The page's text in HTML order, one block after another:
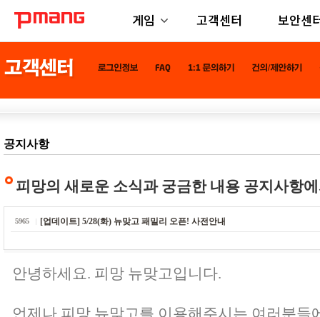
게임 고객센터 보안센
공지사항
피망의 새로운 소식과 궁금한 내용 공지사항
5965 [업데이트] 5/28(화) 뉴맞고 패밀리 오픈! 사전안내
안녕하세요. 피망 뉴맞고입니다.
언제나 피망 뉴맞고를 이용해주시는 여러분들